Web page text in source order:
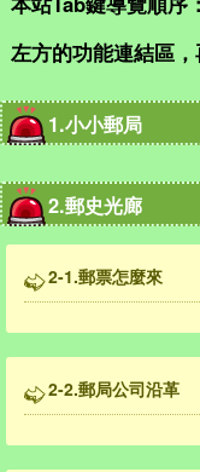
左方的功能連結區，
1.小小郵局
2.郵史光廊
2-1.郵票怎麼來
2-2.郵局公司沿革